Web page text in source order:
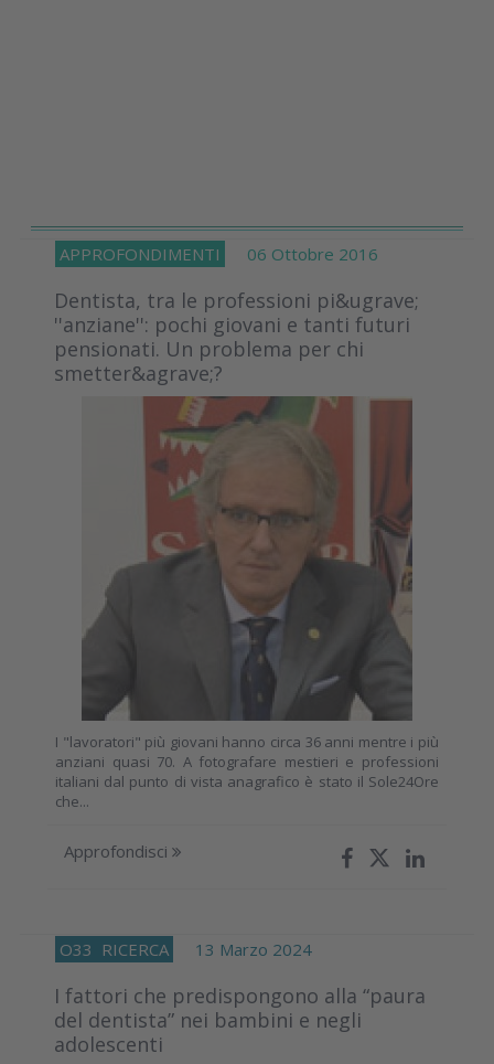
APPROFONDIMENTI 06 Ottobre 2016
Dentista, tra le professioni pi&ugrave;
''anziane'': pochi giovani e tanti futuri
pensionati. Un problema per chi
smetter&agrave;?
I "lavoratori" più giovani hanno circa 36 anni mentre i più
anziani quasi 70. A fotografare mestieri e professioni
italiani dal punto di vista anagrafico è stato il Sole24Ore
che...
Approfondisci
O33 RICERCA 13 Marzo 2024
I fattori che predispongono alla “paura
del dentista” nei bambini e negli
adolescenti